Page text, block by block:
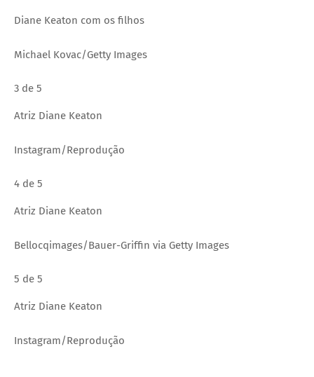
Diane Keaton com os filhos
Michael Kovac/Getty Images
3 de 5
Atriz Diane Keaton
Instagram/Reprodução
4 de 5
Atriz Diane Keaton
Bellocqimages/Bauer-Griffin via Getty Images
5 de 5
Atriz Diane Keaton
Instagram/Reprodução